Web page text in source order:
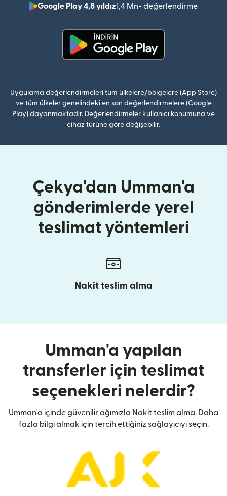
Google Play 4,8 yıldız1,4 Mn+ değerlendirme
Uygulama değerlendirmeleri tüm ülkelere/bölgelere (App Store)
ve tüm ülkeler genelindeki en son değerlendirmelere (Google
Play) dayanmaktadır. Değerlendirmeler kullanıcı konumuna ve
cihaz türüne göre değişebilir.
Çekya'dan Umman'a
gönderimlerde yerel
teslimat yöntemleri
Nakit teslim alma
Umman'a yapılan
transferler için teslimat
seçenekleri nelerdir?
Umman'a içinde güvenilir ağımızla Nakit teslim alma. Daha
fazla bilgi almak için tercih ettiğiniz sağlayıcıyı seçin.